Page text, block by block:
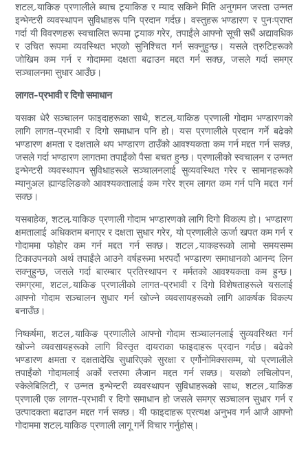
शटल र्‍याकिङ प्रणालीले ब्याच ट्र्याकिङ र म्याद सकिने मिति अनुगमन जस्ता उन्नत
इन्भेन्टरी व्यवस्थापन सुविधाहरू पनि प्रदान गर्दछ। वस्तुहरू भण्डारण र पुनःप्राप्त
गर्दा यी विवरणहरू स्वचालित रूपमा ट्र्याक गरेर, तपाईंले आफ्नो सूची सधैं अद्यावधिक
र उचित रूपमा व्यवस्थित भएको सुनिश्चित गर्न सक्नुहुन्छ। यसले त्रुटिहरूको
जोखिम कम गर्न र गोदाममा दक्षता बढाउन मद्दत गर्न सक्छ, जसले गर्दा समग्र
सञ्चालनमा सुधार आउँछ।
लागत-प्रभावी र दिगो समाधान
यसका धेरै सञ्चालन फाइदाहरूका साथै, शटल र्‍याकिङ प्रणाली गोदाम भण्डारणको
लागि लागत-प्रभावी र दिगो समाधान पनि हो। यस प्रणालीले प्रदान गर्ने बढेको
भण्डारण क्षमता र दक्षताले थप भण्डारण ठाउँको आवश्यकता कम गर्न मद्दत गर्न सक्छ,
जसले गर्दा भण्डारण लागतमा तपाईंको पैसा बचत हुन्छ। प्रणालीको स्वचालन र उन्नत
इन्भेन्टरी व्यवस्थापन सुविधाहरूले सञ्चालनलाई सुव्यवस्थित गरेर र सामानहरूको
म्यानुअल ह्यान्डलिङको आवश्यकतालाई कम गरेर श्रम लागत कम गर्न पनि मद्दत गर्न
सक्छ।
यसबाहेक, शटल र्‍याकिङ प्रणाली गोदाम भण्डारणको लागि दिगो विकल्प हो। भण्डारण
क्षमतालाई अधिकतम बनाएर र दक्षता सुधार गरेर, यो प्रणालीले ऊर्जा खपत कम गर्न र
गोदाममा फोहोर कम गर्न मद्दत गर्न सक्छ। शटल र्‍याकहरूको लामो समयसम्म
टिकाउपनको अर्थ तपाईंले आउने वर्षहरूमा भरपर्दो भण्डारण समाधानको आनन्द लिन
सक्नुहुन्छ, जसले गर्दा बारम्बार प्रतिस्थापन र मर्मतको आवश्यकता कम हुन्छ।
समग्रमा, शटल र्‍याकिङ प्रणालीको लागत-प्रभावी र दिगो विशेषताहरूले यसलाई
आफ्नो गोदाम सञ्चालन सुधार गर्न खोज्ने व्यवसायहरूको लागि आकर्षक विकल्प
बनाउँछ।
निष्कर्षमा, शटल र्‍याकिङ प्रणालीले आफ्नो गोदाम सञ्चालनलाई सुव्यवस्थित गर्न
खोज्ने व्यवसायहरूको लागि विस्तृत दायराका फाइदाहरू प्रदान गर्दछ। बढेको
भण्डारण क्षमता र दक्षतादेखि सुधारिएको सुरक्षा र एर्गोनोमिक्ससम्म, यो प्रणालीले
तपाईंको गोदामलाई अर्को स्तरमा लैजान मद्दत गर्न सक्छ। यसको लचिलोपन,
स्केलेबिलिटी, र उन्नत इन्भेन्टरी व्यवस्थापन सुविधाहरूको साथ, शटल र्‍याकिङ
प्रणाली एक लागत-प्रभावी र दिगो समाधान हो जसले समग्र सञ्चालन सुधार गर्न र
उत्पादकता बढाउन मद्दत गर्न सक्छ। यी फाइदाहरू प्रत्यक्ष अनुभव गर्न आजै आफ्नो
गोदाममा शटल र्‍याकिङ प्रणाली लागू गर्ने विचार गर्नुहोस्।